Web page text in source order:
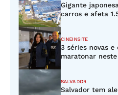
Gigante
carros e afeta
CINEINSITE
3 séries novas
maratonar
SALVADOR
Salvador tem